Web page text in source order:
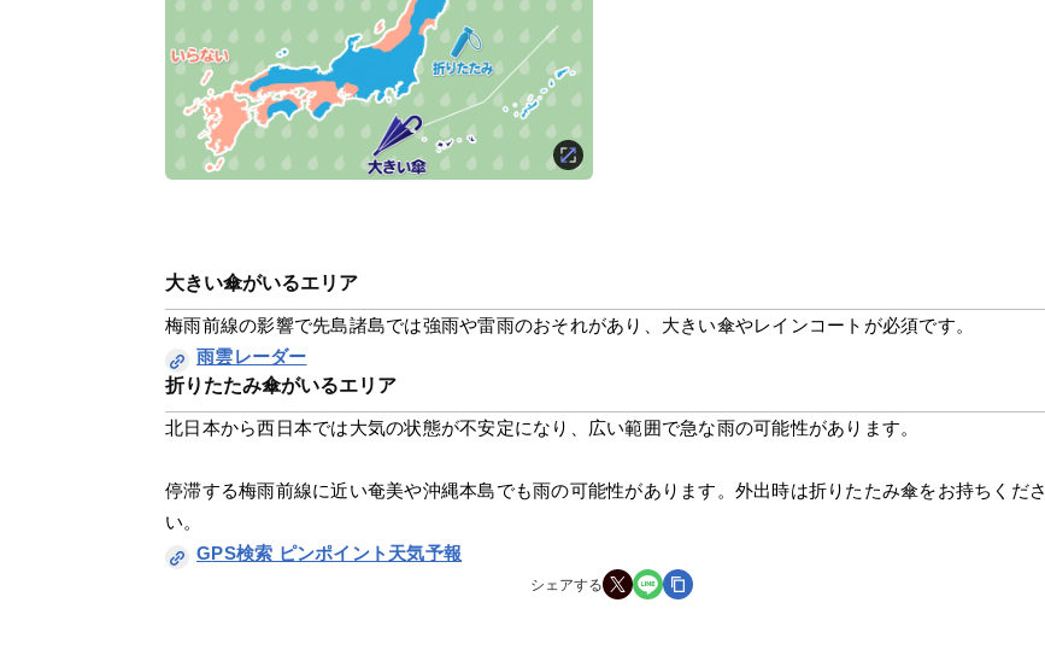
大きい傘がいるエリア
梅雨前線の影響で先島諸島では強雨や雷雨のおそれがあり、大きい傘やレインコートが必須です。
雨雲レーダー
折りたたみ傘がいるエリア
北日本から西日本では大気の状態が不安定になり、広い範囲で急な雨の可能性があります。
停滞する梅雨前線に近い奄美や沖縄本島でも雨の可能性があります。外出時は折りたたみ傘をお持ちくださ
い。
GPS検索 ピンポイント天気予報
シェアする